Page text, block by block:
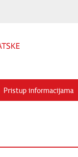
Pristup informacijama